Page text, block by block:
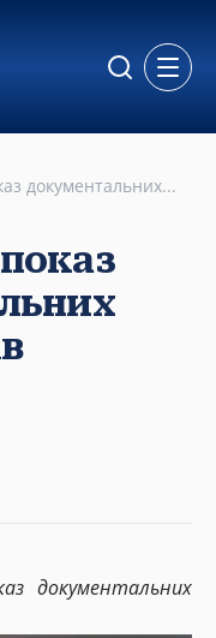
документальних...
документальних